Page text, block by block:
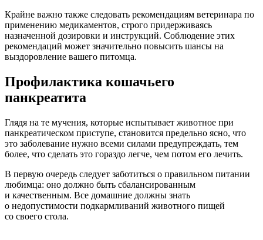
Крайне важно также следовать рекомендациям ветеринара по
применению медикаментов, строго придерживаясь
назначенной дозировки и инструкций. Соблюдение этих
рекомендаций может значительно повысить шансы на
выздоровление вашего питомца.
Профилактика кошачьего
панкреатита
Глядя на те мучения, которые испытывает животное при
панкреатическом приступе, становится предельно ясно, что
это заболевание нужно всеми силами предупреждать, тем
более, что сделать это гораздо легче, чем потом его лечить.
В первую очередь следует заботиться о правильном питании
любимца: оно должно быть сбалансированным
и качественным. Все домашние должны знать
о недопустимости подкармливаний животного пищей
со своего стола.